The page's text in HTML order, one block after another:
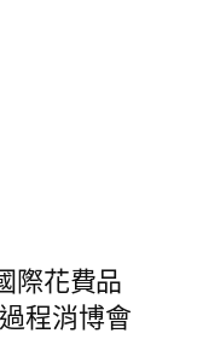
際花費品
程消博會